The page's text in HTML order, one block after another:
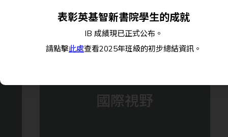
國際視野
表彰英基智新書院學生的成就
IB 成績現已正式公布。
請點擊此處查看2025年班級的初步總結資訊。